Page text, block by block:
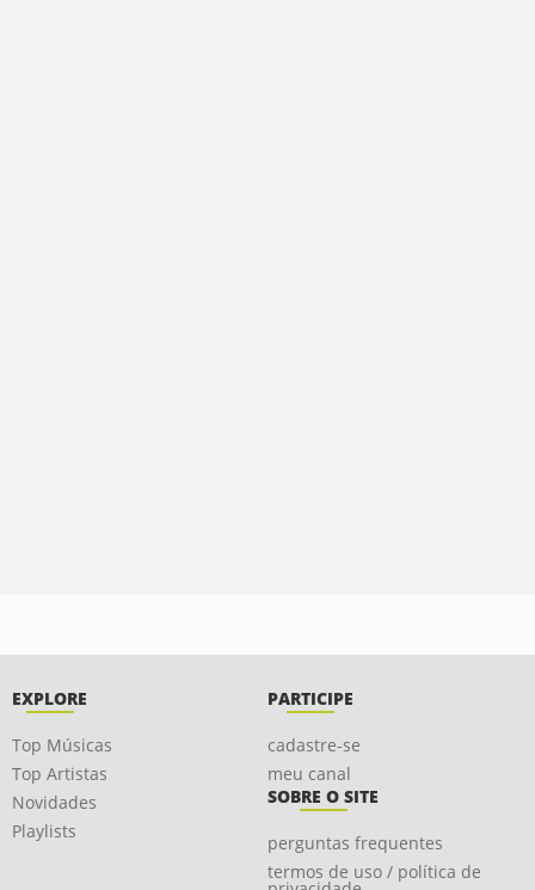
EXPLORE
Top Músicas
Top Artistas
Novidades
Playlists
PARTICIPE
cadastre-se
meu canal
SOBRE O SITE
perguntas frequentes
termos de uso / política de